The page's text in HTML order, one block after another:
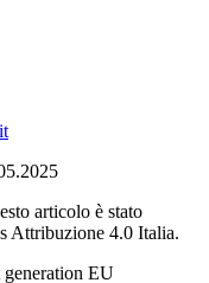
articolo è stato
Attribuzione 4.0 Italia.